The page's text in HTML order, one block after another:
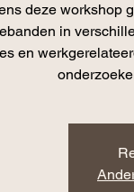
deze workshop
in
en